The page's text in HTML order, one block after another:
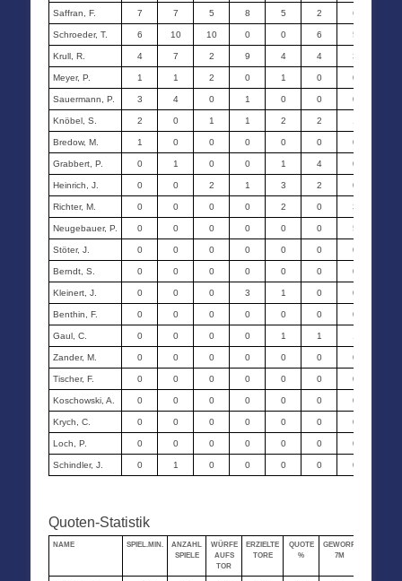
Saffran, F. 7 7 5 8 5 2 6
Schroeder, T. 6 10 10 0 0 6 5
Krull, R. 4 7 2 9 4 4 3
Meyer, P. 1 1 2 0 1 0 0
Sauermann, P. 3 4 0 1 0 0 0
Knöbel, S. 2 0 1 1 2 2
Bredow, M. 1 0 0 0 0 0 0
Grabbert, P. 0 1 0 0 1 4 0
Heinrich, J. 0 0 2 1 3 2 0
Richter, M. 0 0 0 0 2 0 3
Neugebauer, P. 0 0 0 0 0 0 5
Stöter, J. 0 0 0 0 0 0 0
Berndt, S. 0 0 0 0 0 0 0
Kleinert, J. 0 0 0 3 1 0 0
Benthin, F. 0 0 0 0 0 0 0
Gaul, C. 0 0 0 0 1 1
Zander, M. 0 0 0 0 0 0 0
Tischer, F. 0 0 0 0 0 0 0
Koschowski, A. 0 0 0 0 0 0 0
Krych, C. 0 0 0 0 0 0 0
Loch, P. 0 0 0 0 0 0 0
Schindler, J. 0 1 0 0 0 0 0
Quoten-Statistik
NAME SPIEL.MIN.
ANZAHL
SPIELE
WÜRFE
AUFS
TOR
ERZIELTE
TORE
QUOTE
%
GEWORF.
7M